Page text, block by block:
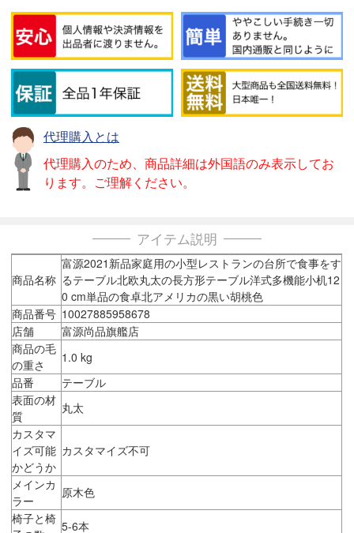
代理購入とは
代理購入のため、商品詳細は外国語のみ表示してお
ります。ご理解ください。
アイテム説明
商品名称
富源2021新品家庭用の小型レストランの台所で食事をす
るテーブル北欧丸太の長方形テーブル洋式多機能小机12
0 cm単品の食卓北アメリカの黒い胡桃色
商品番号 10027885958678
店舗
富源尚品旗艦店
商品の毛
の重さ
1.0 kg
品番
テーブル
表面の材
質
丸太
カスタマ
イズ可能
かどうか
カスタマイズ不可
メインカ
ラー
原木色
椅子と椅 5-6本